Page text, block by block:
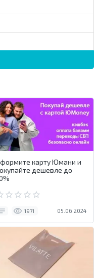
карту Юмани и
дешевле до
1971 05.06.2024